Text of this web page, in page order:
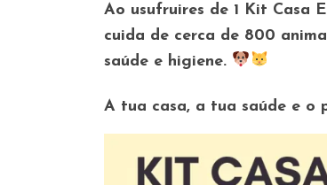
Ao usufruires de 1 Kit Casa
cuida de cerca de 800
saúde e higiene.
A tua casa, a tua saúde e o